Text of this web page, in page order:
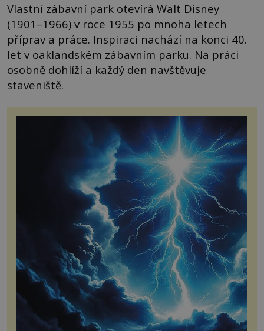
Vlastní zábavní park otevírá Walt Disney
(1901–1966) v roce 1955 po mnoha letech
příprav a práce. Inspiraci nachází na konci 40.
let v oaklandském zábavním parku. Na práci
osobně dohlíží a každý den navštěvuje
staveniště.